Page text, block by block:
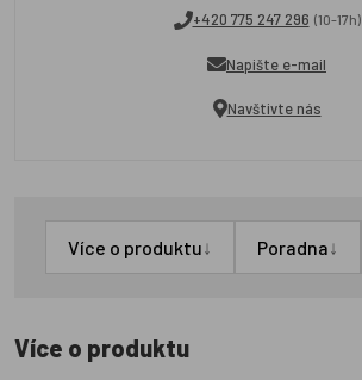
+420 775 247 296 (10-17h)
Napište e-mail
Navštivte nás
Více o produktu↓ Poradna↓
Více o produktu